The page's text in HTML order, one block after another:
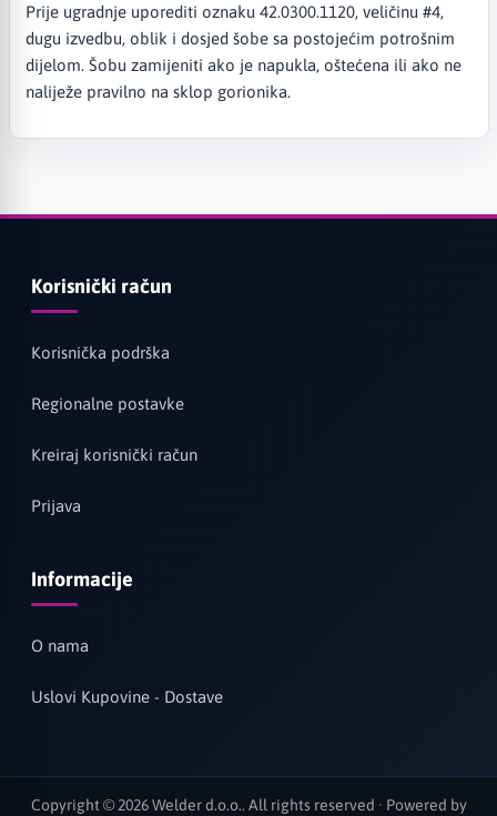
Prije ugradnje uporediti oznaku 42.0300.1120, veličinu #4,
dugu izvedbu, oblik i dosjed šobe sa postojećim potrošnim
dijelom. Šobu zamijeniti ako je napukla, oštećena ili ako ne
naliježe pravilno na sklop gorionika.
Korisnički račun
Korisnička podrška
Regionalne postavke
Kreiraj korisnički račun
Prijava
Informacije
O nama
Uslovi Kupovine - Dostave
Copyright © 2026 Welder d.o.o.. All rights reserved · Powered by